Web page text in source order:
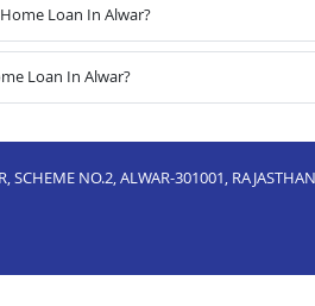
Loan In Alwar?
Loan In Alwar?
SCHEME NO.2, ALWAR-301001,